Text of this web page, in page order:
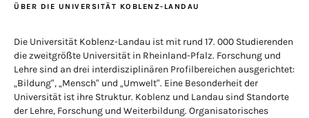
ÜBER DIE UNIVERSITÄT KOBLENZ-LANDAU
Die Universität Koblenz-Landau ist mit rund 17. 000 Studierenden
die zweitgrößte Universität in Rheinland-Pfalz. Forschung und
Lehre sind an drei interdisziplinären Profilbereichen ausgerichtet:
„Bildung“, „Mensch“ und „Umwelt“. Eine Besonderheit der
Universität ist ihre Struktur. Koblenz und Landau sind Standorte
der Lehre, Forschung und Weiterbildung. Organisatorisches